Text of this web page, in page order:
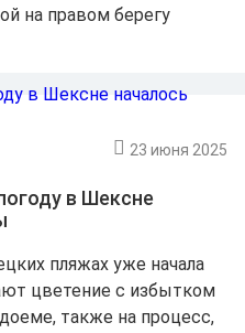
на правом берегу
23 июня 2025
в Шексне
пляжах уже начала
цветение с избытком
также на процесс,